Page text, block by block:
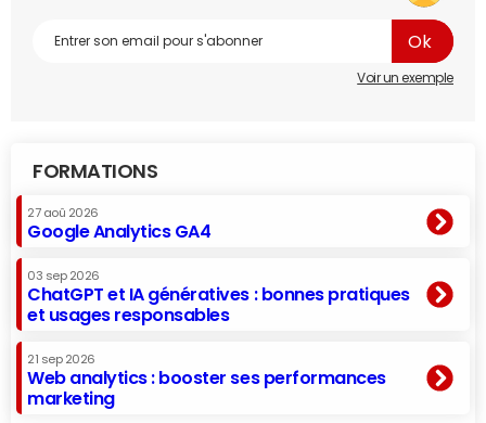
Voir un exemple
FORMATIONS
27 aoû 2026
Google Analytics GA4
03 sep 2026
ChatGPT et IA génératives : bonnes pratiques
et usages responsables
21 sep 2026
Web analytics : booster ses performances
marketing